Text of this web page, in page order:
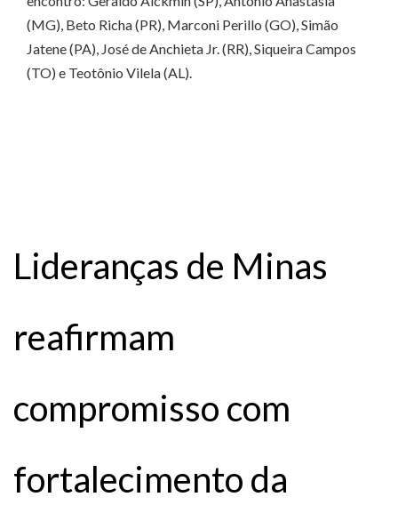
(MG), Beto Richa (PR), Marconi Perillo (GO), Simão
Jatene (PA), José de Anchieta Jr. (RR), Siqueira Campos
(TO) e Teotônio Vilela (AL).
Lideranças de Minas
reafirmam
compromisso com
fortalecimento da